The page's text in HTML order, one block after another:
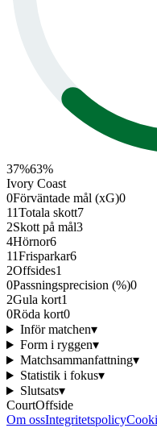
37%63%
Ivory Coast
0Förväntade mål (xG)0
11Totala skott7
2Skott på mål3
4Hörnor6
11Frisparkar6
2Offsides1
0Passningsprecision (%)0
2Gula kort1
0Röda kort0
Inför matchen▾
Form i ryggen▾
Matchsammanfattning▾
Statistik i fokus▾
Slutsats▾
CourtOffside
Om ossIntegritetspolicy